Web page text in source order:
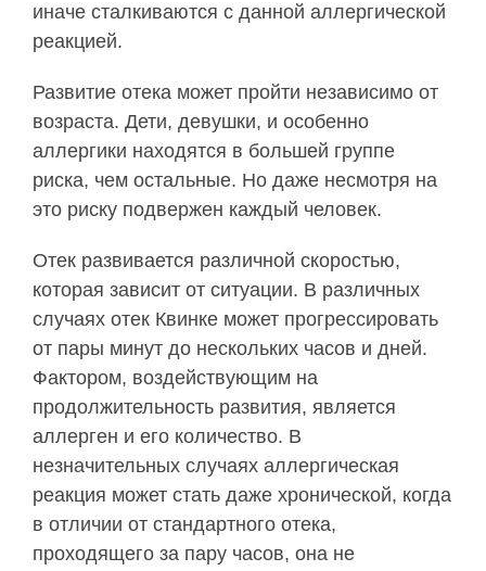
иначе сталкиваются с данной аллергической
реакцией.
Развитие отека может пройти независимо от
возраста. Дети, девушки, и особенно
аллергики находятся в большей группе
риска, чем остальные. Но даже несмотря на
это риску подвержен каждый человек.
Отек развивается различной скоростью,
которая зависит от ситуации. В различных
случаях отек Квинке может прогрессировать
от пары минут до нескольких часов и дней.
Фактором, воздействующим на
продолжительность развития, является
аллерген и его количество. В
незначительных случаях аллергическая
реакция может стать даже хронической, когда
в отличии от стандартного отека,
проходящего за пару часов, она не